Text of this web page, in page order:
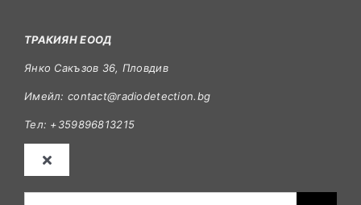
ТРАКИЯН ЕООД
Янко Сакъзов 36, Пловдив
Имейл: contact@radiodetection.bg
Тел: +359896813215
Toggle
Navigation